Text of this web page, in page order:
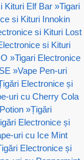
Kituri Elf Bar »Tigari
si Kituri Innokin
si Kituri Lost
si Kituri
»Tigari Electronice
»Vape Pen-uri
Electronice și
uri cu Cherry Cola
»Țigări
Electronice și
uri cu Ice Mint
Electronice și